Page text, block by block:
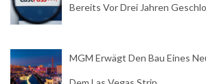
Bereits Vor Drei Jahren
MGM Erwägt Den Bau Eines